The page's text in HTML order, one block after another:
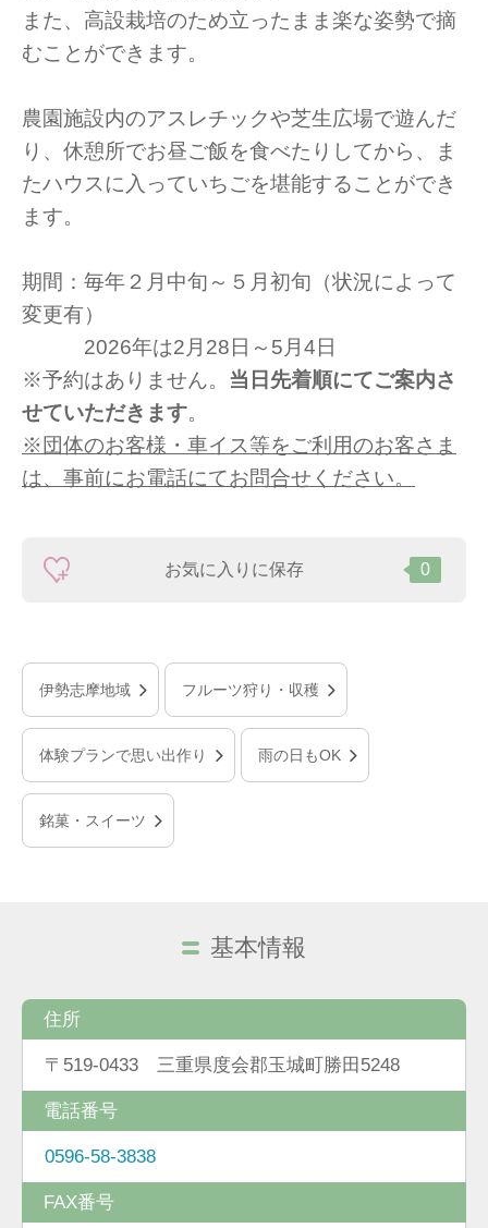
また、高設栽培のため立ったまま楽な姿勢で摘
むことができます。
農園施設内のアスレチックや芝生広場で遊んだ
り、休憩所でお昼ご飯を食べたりしてから、ま
たハウスに入っていちごを堪能することができ
ます。
期間：毎年２月中旬～５月初旬（状況によって
変更有）
2026年は2月28日～5月4日
※予約はありません。 当日先着順にてご案内さ
せていただきます。
※団体のお客様・車イス等をご利用のお客さま
は、事前にお電話にてお問合せください。
お気に入りに保存 0
伊勢志摩地域 フルーツ狩り・収穫
体験プランで思い出作り 雨の日もOK
銘菓・スイーツ
基本情報
住所
〒519-0433 三重県度会郡玉城町勝田5248
電話番号
0596-58-3838
FAX番号